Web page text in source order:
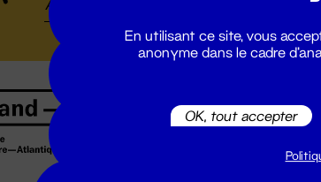
02 51 88 25 25
Du lundi au vendredi 14h →
En utilisant ce site, vous
anonyme dans le cadre
OK, tout accepter